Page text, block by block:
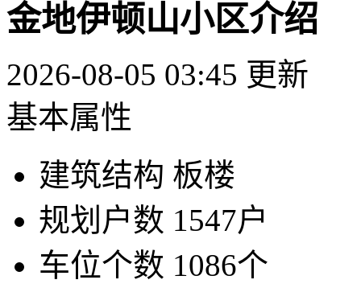
金地伊顿山小区介绍
2026-08-05 03:45 更新
基本属性
建筑结构 板楼
规划户数 1547户
车位个数 1086个